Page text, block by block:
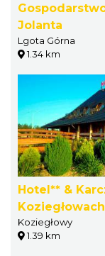
Jolanta
Lgota Górna
1.34 km
Hotel** &
Koziegłowach
Koziegłowy
1.39 km